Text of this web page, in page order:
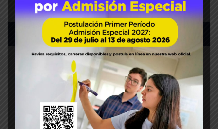
Menú
HOME
CARRERAS
POSTGRADO